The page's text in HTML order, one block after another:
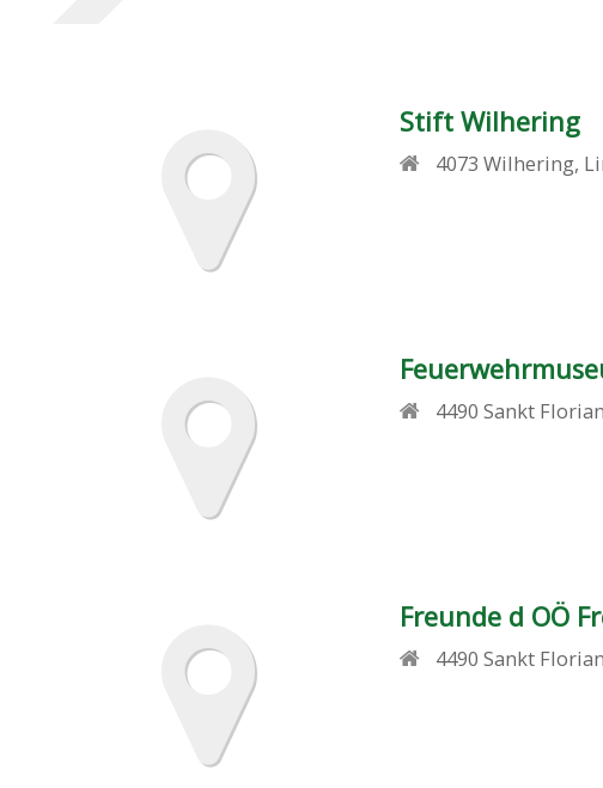
Stift Wilhering
4073 Wilhering,
4490 Sankt Florian
Freunde d OÖ
4490 Sankt Florian